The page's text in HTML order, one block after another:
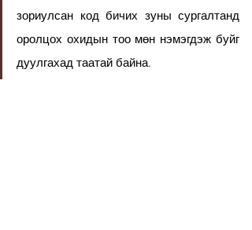
зориулсан код бичих зуны сургалтанд
оролцох охидын тоо мөн нэмэгдэж буйг
дуулгахад таатай байна.